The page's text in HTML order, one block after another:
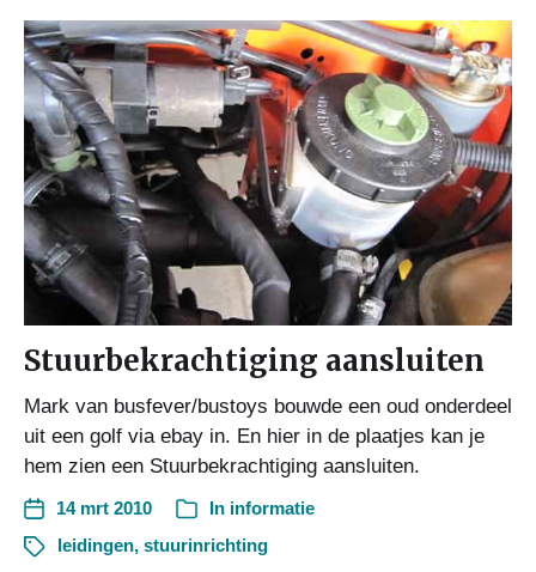
Stuurbekrachtiging aansluiten
Mark van busfever/bustoys bouwde een oud onderdeel
uit een golf via ebay in. En hier in de plaatjes kan je
hem zien een Stuurbekrachtiging aansluiten.
14 mrt 2010 In informatie
leidingen, stuurinrichting